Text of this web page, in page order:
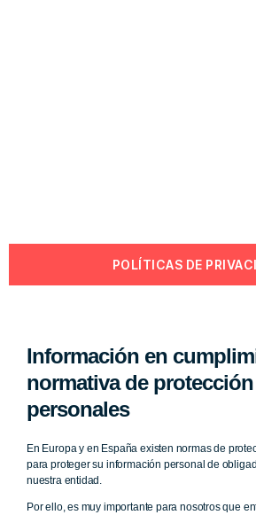
POLÍTICAS DE
Información en
normativa de
personales
En Europa y en España existen normas de
para proteger su información personal de
nuestra entidad.
Por ello, es muy importante para nosotros que